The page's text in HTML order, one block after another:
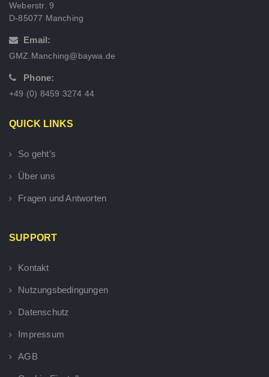
Weberstr. 9
D-85077 Manching
Email:
GMZ.Manching@baywa.de
Phone:
+49 (0) 8459 3274 44
QUICK LINKS
So geht’s
Über uns
Fragen und Antworten
SUPPORT
Kontakt
Nutzungsbedingungen
Datenschutz
Impressum
AGB